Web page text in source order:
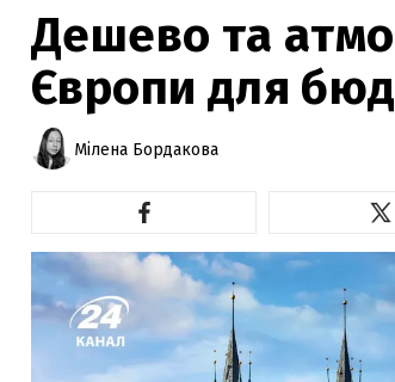
Дешево та
Європи для
Мілена Бордакова